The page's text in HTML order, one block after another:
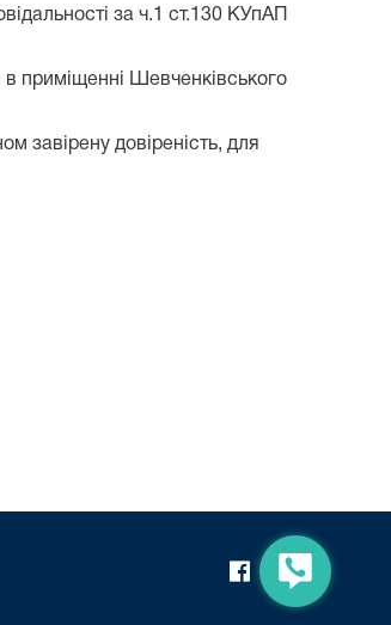
за ч.1 ст.130 КУпАП
приміщенні Шевченківського
завірену довіреність, для